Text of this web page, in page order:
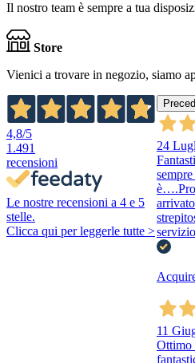
Il nostro team è sempre a tua
Store
Vienici a trovare in negozio, siamo
4,8/5
1.491
recensioni
Le nostre recensioni a 4 e 5
stelle.
Clicca qui per leggerle tutte >
24
11
Ottimo